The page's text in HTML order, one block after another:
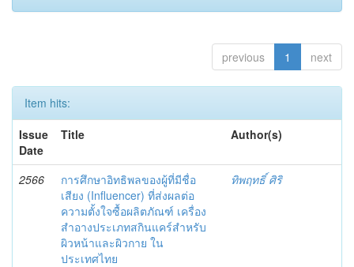
previous 1 next
Item hits:
Issue
Date
Title Author(s)
2566
การศึกษาอิทธิพลของผู้ที่มีชื่อ
เสียง (Influencer) ที่ส่งผลต่อ
ความตั้งใจซื้อผลิตภัณฑ์ เครื่อง
สำอางประเภทสกินแคร์สำหรับ
ผิวหน้าและผิวกาย ใน
ประเทศไทย
ทิพฤทธิ์ ศิริ